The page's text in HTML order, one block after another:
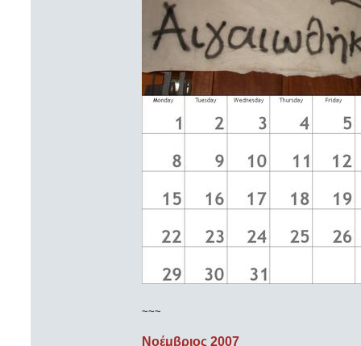
~~~
Νοέμβριος 2007